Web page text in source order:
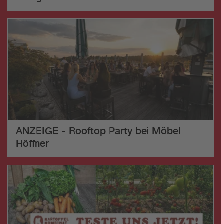
ANZEIGE - Rooftop Party bei Möbel
Höffner